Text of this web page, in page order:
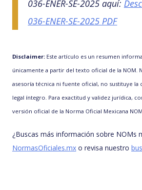
036-ENER-SE-2025 aquí:
036-ENER-SE-2025 PDF
Disclaimer: Este artículo es un resumen
únicamente a partir del texto oficial de la NOM.
asesoría técnica ni fuente oficial, no sustituye
legal íntegro. Para exactitud y validez jurídica,
versión oficial de la Norma Oficial Mexicana NOM-
¿Buscas más información sobre NOMs
NormasOficiales.mx o revisa nuestro